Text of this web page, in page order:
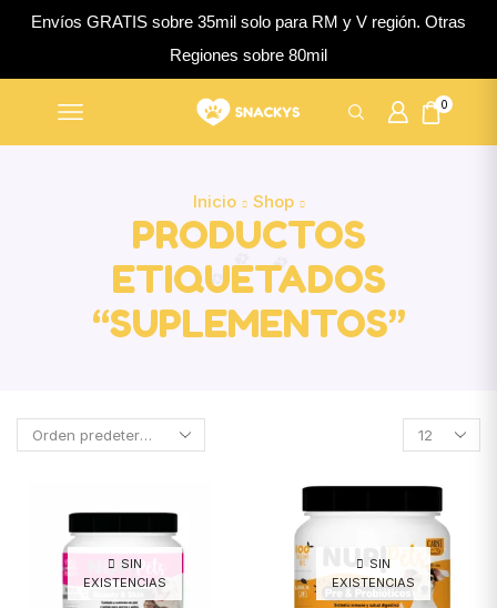
Envíos GRATIS sobre 35mil solo para RM y V región. Otras
Regiones sobre 80mil
0
Inicio Shop
PRODUCTOS
ETIQUETADOS
“SUPLEMENTOS”
SIN
EXISTENCIAS
SIN
EXISTENCIAS